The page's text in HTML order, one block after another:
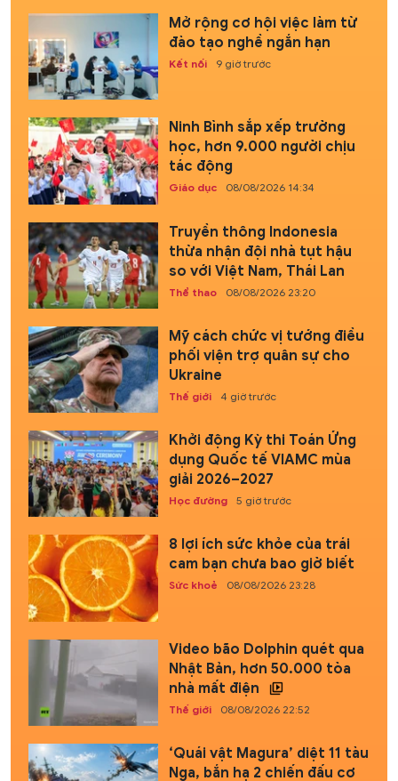
Mở rộng cơ hội việc làm từ
đào tạo nghề ngắn hạn
Kết nối 9 giờ trước
Ninh Bình sắp xếp trường
học, hơn 9.000 người chịu
tác động
Giáo dục 08/08/2026 14:34
Truyền thông Indonesia
thừa nhận đội nhà tụt hậu
so với Việt Nam, Thái Lan
Thể thao 08/08/2026 23:20
Mỹ cách chức vị tướng điều
phối viện trợ quân sự cho
Ukraine
Thế giới 4 giờ trước
Khởi động Kỳ thi Toán Ứng
dụng Quốc tế VIAMC mùa
giải 2026–2027
Học đường 5 giờ trước
8 lợi ích sức khỏe của trái
cam bạn chưa bao giờ biết
Sức khoẻ 08/08/2026 23:28
Video bão Dolphin quét qua
Nhật Bản, hơn 50.000 tòa
nhà mất điện
Thế giới 08/08/2026 22:52
‘Quái vật Magura’ diệt 11 tàu
Nga, bắn hạ 2 chiến đấu cơ